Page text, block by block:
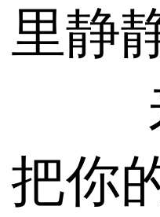
里静
把你